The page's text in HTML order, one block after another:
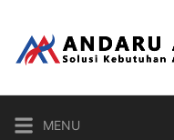
content
MENU